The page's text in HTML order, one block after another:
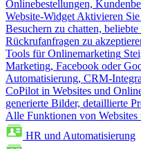
Onlinebestellungen,
Website-Widget Aktivieren
Besuchern zu chatten,
Rückrufanfragen zu
Tools für Onlinemarketing
Marketing, Facebook oder
Automatisierung, CRM-
CoPilot in Websites und
generierte Bilder, detaillierte
Alle Funktionen von Websites
HR und Automatisierung